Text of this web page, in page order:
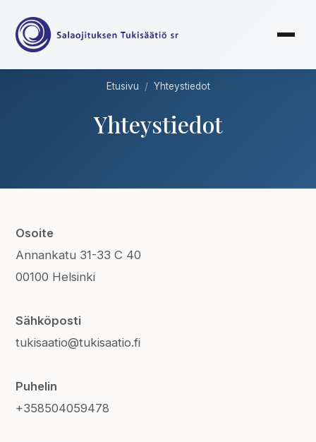
Etusivu / Yhteystiedot
Yhteystiedot
Osoite
Annankatu 31-33 C 40
00100 Helsinki
Sähköposti
tukisaatio@tukisaatio.fi
Puhelin
+358504059478